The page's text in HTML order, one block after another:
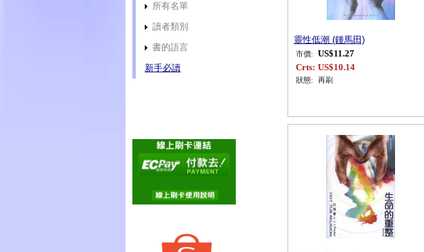
所有名單
讀者類別
書的語言
新手必讀
靈性低潮 (鍾馬田)
市價:
US$11.27
Crts: US$10.14
狀態: 再刷